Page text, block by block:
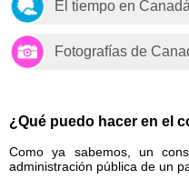
El tiempo en Canadá
Fotografías de
¿Qué puedo hacer en el
Como ya sabemos, un
administración pública de un